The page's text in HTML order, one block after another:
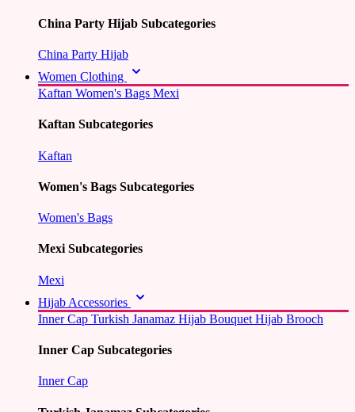
China Party Hijab Subcategories
China Party Hijab
Women Clothing
Kaftan Women's Bags Mexi
Kaftan Subcategories
Kaftan
Women's Bags Subcategories
Women's Bags
Mexi Subcategories
Mexi
Hijab Accessories
Inner Cap Turkish Janamaz Hijab Bouquet Hijab Brooch
Inner Cap Subcategories
Inner Cap